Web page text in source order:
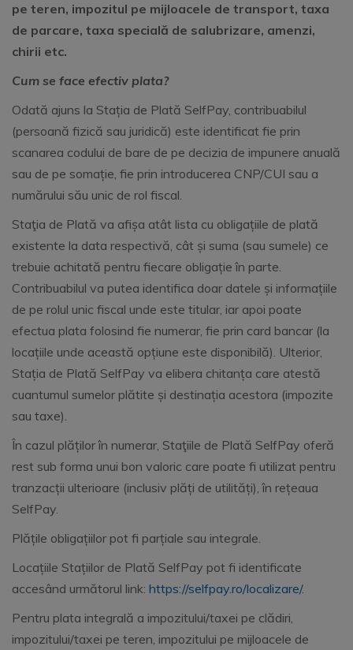
pe teren, impozitul pe mijloacele de transport, taxa
de parcare, taxa specială de salubrizare, amenzi,
chirii etc.
Cum se face efectiv plata?
Odată ajuns la Stația de Plată SelfPay, contribuabilul
(persoană fizică sau juridică) este identificat fie prin
scanarea codului de bare de pe decizia de impunere anuală
sau de pe somație, fie prin introducerea CNP/CUI sau a
numărului său unic de rol fiscal.
Staţia de Plată va afișa atât lista cu obligațiile de plată
existente la data respectivă, cât și suma (sau sumele) ce
trebuie achitată pentru fiecare obligație în parte.
Contribuabilul va putea identifica doar datele și informațiile
de pe rolul unic fiscal unde este titular, iar apoi poate
efectua plata folosind fie numerar, fie prin card bancar (la
locațiile unde această opțiune este disponibilă). Ulterior,
Stația de Plată SelfPay va elibera chitanța care atestă
cuantumul sumelor plătite și destinația acestora (impozite
sau taxe).
În cazul plăților în numerar, Staţiile de Plată SelfPay oferă
rest sub forma unui bon valoric care poate fi utilizat pentru
tranzacții ulterioare (inclusiv plăți de utilități), în rețeaua
SelfPay.
Plățile obligațiilor pot fi parțiale sau integrale.
Locațiile Stațiilor de Plată SelfPay pot fi identificate
accesând următorul link: https://selfpay.ro/localizare/.
Pentru plata integrală a impozitului/taxei pe clădiri,
impozitului/taxei pe teren, impozitului pe mijloacele de